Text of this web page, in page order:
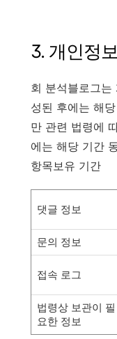
3. 개인정
회 분석블로그
성된 후에는 해
만 관련 법령에
에는 해당 기간
항목보유 기간
댓글 정보
문의 정보
접속 로그
법령상 보관이 필
요한 정보